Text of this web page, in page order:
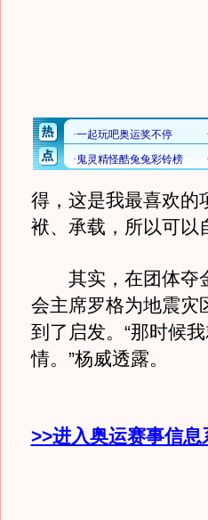
得，这是我最喜欢的
袱、承载，所以可以
其实，在团体夺金
会主席罗格为地震灾
到了启发。“那时候
情。”杨威透露。
>>进入奥运赛事信